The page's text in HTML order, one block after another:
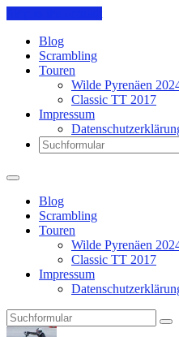
Blog
Scrambling
Touren
Wilde Pyrenäen
Classic TT 2017
Impressum
Blog
Scrambling
Touren
Wilde Pyrenäen
Classic TT 2017
Impressum
Pit's